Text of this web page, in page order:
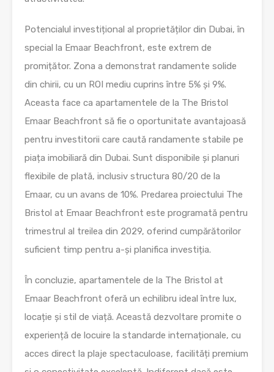
Potencialul investițional al proprietăților din Dubai, în
special la Emaar Beachfront, este extrem de
promițător. Zona a demonstrat randamente solide
din chirii, cu un ROI mediu cuprins între 5% și 9%.
Aceasta face ca apartamentele de la The Bristol
Emaar Beachfront să fie o oportunitate avantajoasă
pentru investitorii care caută randamente stabile pe
piața imobiliară din Dubai. Sunt disponibile și planuri
flexibile de plată, inclusiv structura 80/20 de la
Emaar, cu un avans de 10%. Predarea proiectului The
Bristol at Emaar Beachfront este programată pentru
trimestrul al treilea din 2029, oferind cumpărătorilor
suficient timp pentru a-și planifica investiția.
În concluzie, apartamentele de la The Bristol at
Emaar Beachfront oferă un echilibru ideal între lux,
locație și stil de viață. Această dezvoltare promite o
experiență de locuire la standarde internaționale, cu
acces direct la plaje spectaculoase, facilități premium